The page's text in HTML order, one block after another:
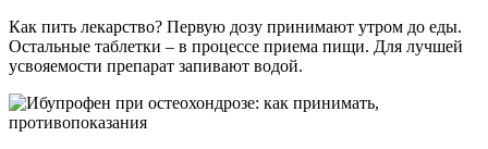
Как пить лекарство? Первую дозу принимают утром до еды.
Остальные таблетки – в процессе приема пищи. Для лучшей
усвояемости препарат запивают водой.